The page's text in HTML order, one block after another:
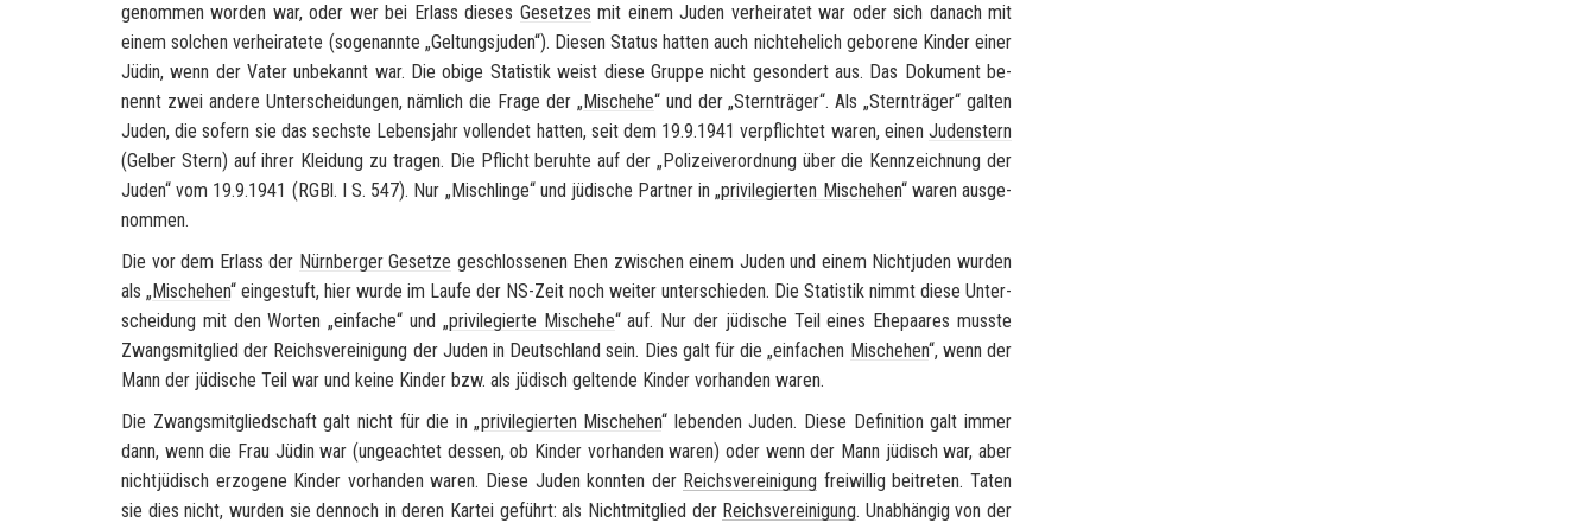
ge­nom­men wor­den war, oder wer bei Er­lass die­ses Ge­set­zes mit einem Juden ver­hei­ra­tet war oder sich da­nach mit
einem sol­chen ver­hei­ra­te­te (so­ge­nann­te „Gel­tungs­ju­den“). Die­sen Sta­tus hat­ten auch nicht­ehe­lich ge­bo­re­ne Kin­der einer
Jüdin, wenn der Vater un­be­kannt war. Die obige Sta­tis­tik weist diese Grup­pe nicht ge­son­dert aus. Das Do­ku­ment be­
nennt zwei an­de­re Un­ter­schei­dun­gen, näm­lich die Frage der „Misch­ehe“ und der „Stern­trä­ger“. Als „Stern­trä­ger“ gal­ten
Juden, die so­fern sie das sechs­te Le­bens­jahr voll­endet hat­ten, seit dem 19.9.1941 ver­pflich­tet waren, einen Ju­den­stern
(Gel­ber Stern) auf ihrer Klei­dung zu tra­gen. Die Pflicht be­ruh­te auf der „Po­li­zei­ver­ord­nung über die Kenn­zeich­nung der
Juden“ vom 19.9.1941 (RGBl. I S. 547). Nur „Misch­lin­ge“ und jü­di­sche Part­ner in „pri­vi­le­gier­ten Misch­ehen“ waren aus­ge­
nom­men.
Die vor dem Er­lass der Nürn­ber­ger Ge­set­ze ge­schlos­se­nen Ehen zwi­schen einem Juden und einem Nicht­ju­den wur­den
als „Misch­ehen“ ein­ge­stuft, hier wurde im Laufe der NS-​Zeit noch wei­ter un­ter­schie­den. Die Sta­tis­tik nimmt diese Un­ter­
schei­dung mit den Wor­ten „ein­fa­che“ und „pri­vi­le­gier­te Misch­ehe“ auf. Nur der jü­di­sche Teil eines Ehe­paa­res muss­te
Zwangs­mit­glied der Reichs­ver­ei­ni­gung der Juden in Deutsch­land sein. Dies galt für die „ein­fa­chen Misch­ehen“, wenn der
Mann der jü­di­sche Teil war und keine Kin­der bzw. als jü­disch gel­ten­de Kin­der vor­han­den waren.
Die Zwangs­mit­glied­schaft galt nicht für die in „pri­vi­le­gier­ten Misch­ehen“ le­ben­den Juden. Diese De­fi­ni­ti­on galt immer
dann, wenn die Frau Jüdin war (un­ge­ach­tet des­sen, ob Kin­der vor­han­den waren) oder wenn der Mann jü­disch war, aber
nicht­jü­disch er­zo­ge­ne Kin­der vor­han­den waren. Diese Juden konn­ten der Reichs­ver­ei­ni­gung frei­wil­lig bei­tre­ten. Taten
sie dies nicht, wur­den sie den­noch in deren Kar­tei ge­führt: als Nicht­mit­glied der Reichs­ver­ei­ni­gung. Un­ab­hän­gig von der